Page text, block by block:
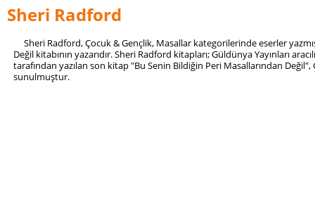
Sheri Radford
Sheri Radford, Çocuk & Gençlik, Masallar kategorilerinde eserler
Değil kitabının yazarıdır. Sheri Radford kitapları; Güldünya Yayınları
tarafından yazılan son kitap "Bu Senin Bildiğin Peri Masallarından
sunulmuştur.